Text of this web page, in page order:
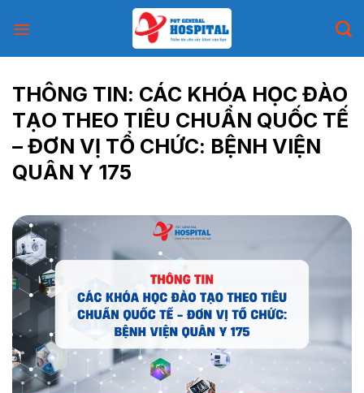
THÔNG TIN: CÁC KHÓA HỌC ĐÀO
TẠO THEO TIÊU CHUẨN QUỐC TẾ
– ĐƠN VỊ TỔ CHỨC: BỆNH VIỆN
QUÂN Y 175